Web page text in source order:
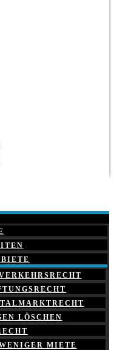
LÖSCHEN
MIETE